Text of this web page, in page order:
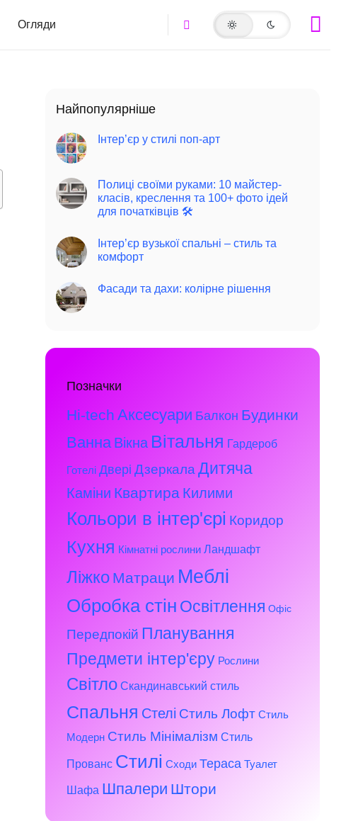
Огляди
Найпопулярніше
Інтер’єр у стилі поп-арт
Полиці своїми руками: 10 майстер-
класів, креслення та 100+ фото ідей
для початківців 🛠️
Інтер’єр вузької спальні – стиль та
комфорт
Фасади та дахи: колірне рішення
Позначки
Hi-tech Аксесуари Балкон Будинки
Ванна Вікна Вітальня Гардероб
Готелі Двері Дзеркала Дитяча
Каміни Квартира Килими
Кольори в інтер'єрі Коридор
Кухня Кімнатні рослини Ландшафт
Ліжко Матраци Меблі
Обробка стін Освітлення Офіс
Передпокій Планування
Предмети інтер'єру Рослини
Світло Скандинавський стиль
Спальня Стелі Стиль Лофт Стиль
Модерн Стиль Мінімалізм Стиль
Прованс Стилі Сходи Тераса Туалет
Шафа Шпалери Штори